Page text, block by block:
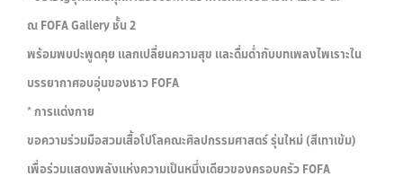
ณ FOFA Gallery ชั้น 2
พร้อมพบปะพูดคุย แลกเปลี่ยนความสุข และดื่มด่ำกับบทเพลงไพเราะใน
บรรยากาศอบอุ่นของชาว FOFA
* การแต่งกาย
ขอความร่วมมือสวมเสื้อโปโลคณะศิลปกรรมศาสตร์ รุ่นใหม่ (สีเทาเข้ม)
เพื่อร่วมแสดงพลังแห่งความเป็นหนึ่งเดียวของครอบครัว FOFA